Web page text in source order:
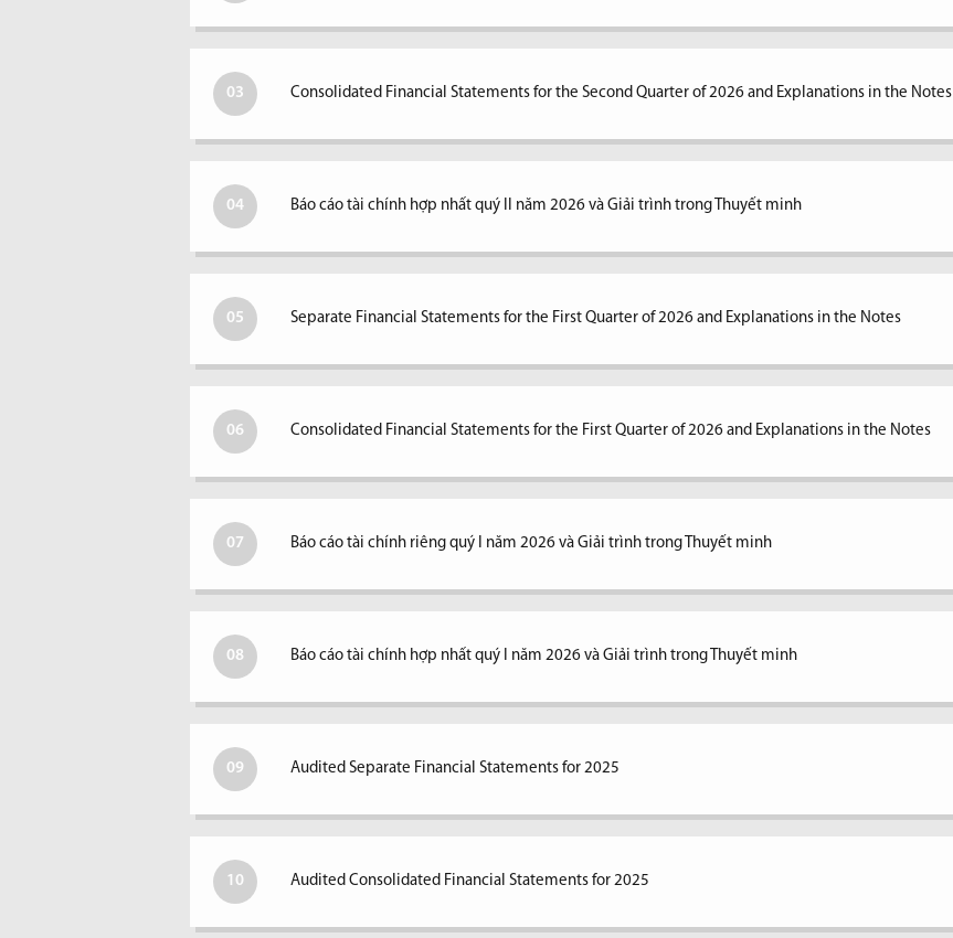
03 Consolidated Financial Statements for the Second Quarter of 2026 and Explanations in the Notes
04 Báo cáo tài chính hợp nhất quý II năm 2026 và Giải trình trong Thuyết minh
05 Separate Financial Statements for the First Quarter of 2026 and Explanations in the Notes
06 Consolidated Financial Statements for the First Quarter of 2026 and Explanations in the Notes
07 Báo cáo tài chính riêng quý I năm 2026 và Giải trình trong Thuyết minh
08 Báo cáo tài chính hợp nhất quý I năm 2026 và Giải trình trong Thuyết minh
09 Audited Separate Financial Statements for 2025
10 Audited Consolidated Financial Statements for 2025